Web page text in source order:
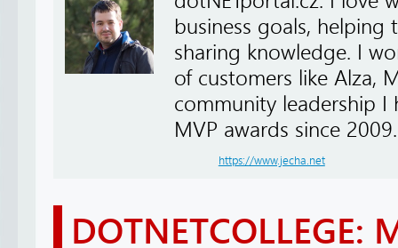
business goals,
sharing knowledge. I
of customers like Alza,
community leadership
MVP awards since 2009.
https://www.jecha.net
DOTNETCOLLEGE: